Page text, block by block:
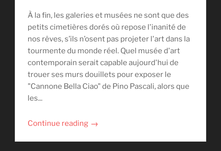
À la fin, les galeries et musées ne sont que des
petits cimetières dorés où repose l'inanité de
nos rêves, s’ils n’osent pas projeter l'art dans la
tourmente du monde réel. Quel musée d'art
contemporain serait capable aujourd'hui de
trouer ses murs douillets pour exposer le
"Cannone Bella Ciao" de Pino Pascali, alors que
les...
Continue reading →